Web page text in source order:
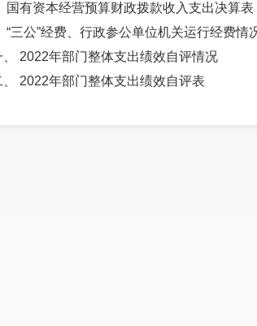
国有资本经营预算财政拨款收入支出决算表
“三公”经费、行政参公单位机关运行经费情
、 2022年部门整体支出绩效自评情况
、 2022年部门整体支出绩效自评表